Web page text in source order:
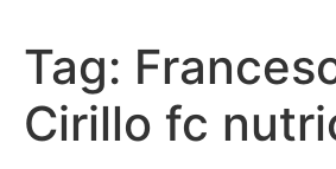
Tag:
Cirillo fc